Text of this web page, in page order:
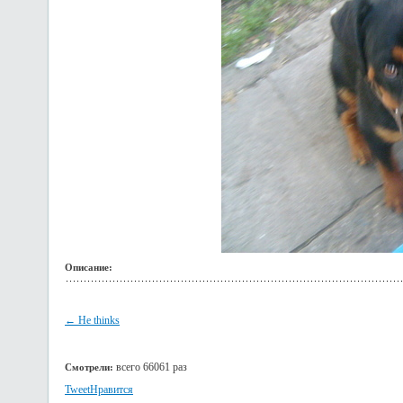
Описание:
← He thinks
Смотрели: всего 66061 раз
TweetНравится